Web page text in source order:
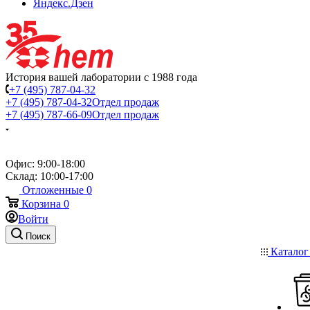
Яндекс.Дзен
История вашей лаборатории с 1988 года
+7 (495) 787-04-32
+7 (495) 787-04-32Отдел продаж
+7 (495) 787-66-09Отдел продаж
Офис: 9:00-18:00
Склад: 10:00-17:00
Отложенные 0
Корзина 0
Войти
Поиск